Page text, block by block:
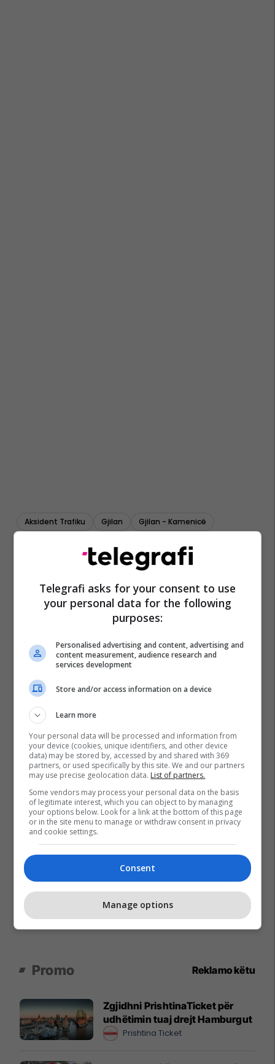
Aksident Trafiku Gjilan
Gjilan - Kamenicë
Promo Reklamo këtu
Zgjidhni PrishtinaTicket për
udhëtimin tuaj drejt Hamburgut
Prishtina Ticket
Telegrafi asks for your consent to use
your personal data for the following
purposes:
Personalised advertising and content, advertising and
content measurement, audience research and
services development
Store and/or access information on a device
Learn more
Your personal data will be processed and information from
your device (cookies, unique identifiers, and other device
data) may be stored by, accessed by and shared with 369
partners, or used specifically by this site. We and our partners
may use precise geolocation data. List of partners.
Some vendors may process your personal data on the basis
of legitimate interest, which you can object to by managing
your options below. Look for a link at the bottom of this page
or in the site menu to manage or withdraw consent in privacy
and cookie settings.
Consent
Manage options